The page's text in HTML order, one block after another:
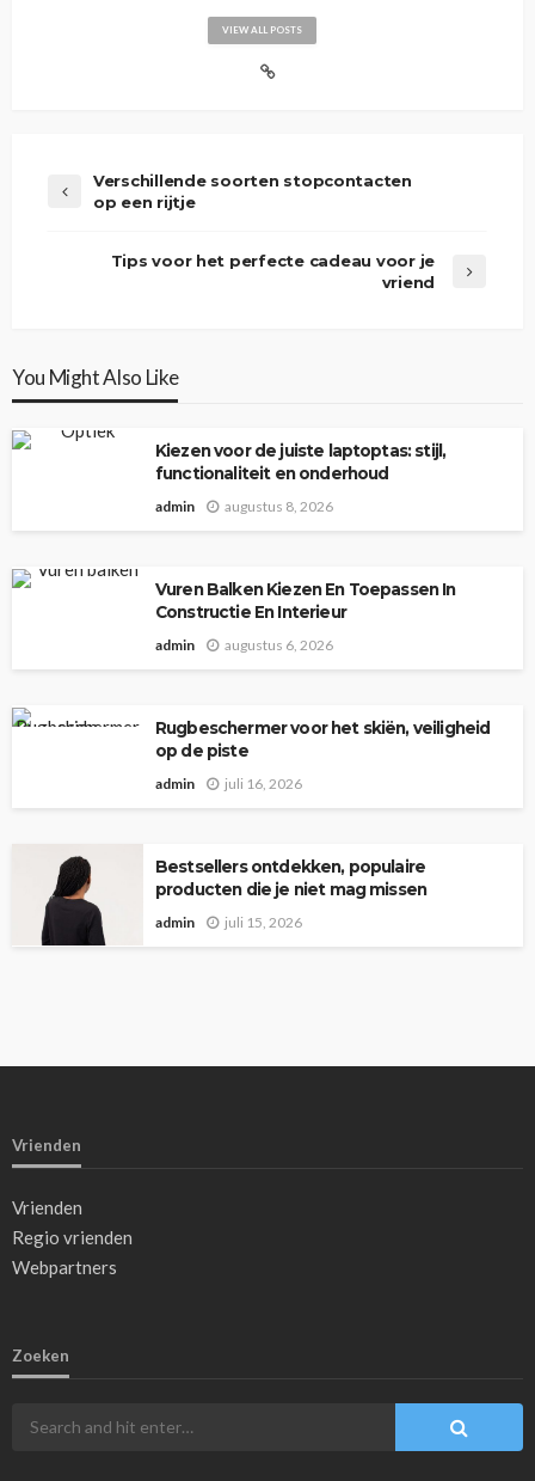
VIEW ALL POSTS
Verschillende soorten stopcontacten
op een rijtje
Tips voor het perfecte cadeau voor je
vriend
You Might Also Like
Kiezen voor de juiste laptoptas: stijl,
functionaliteit en onderhoud
admin augustus 8, 2026
Vuren Balken Kiezen En Toepassen In
Constructie En Interieur
admin augustus 6, 2026
Rugbeschermer voor het skiën, veiligheid
op de piste
admin juli 16, 2026
Bestsellers ontdekken, populaire
producten die je niet mag missen
admin juli 15, 2026
Vrienden
Vrienden
Regio vrienden
Webpartners
Zoeken